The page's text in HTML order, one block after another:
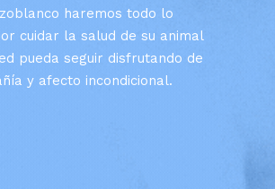
haremos todo lo
cuidar la salud de su animal
pueda seguir disfrutando de
y afecto incondicional.